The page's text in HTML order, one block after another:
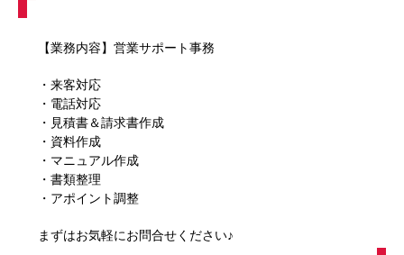
【業務内容】営業サポート事務
・来客対応
・電話対応
・見積書＆請求書作成
・資料作成
・マニュアル作成
・書類整理
・アポイント調整
まずはお気軽にお問合せください♪